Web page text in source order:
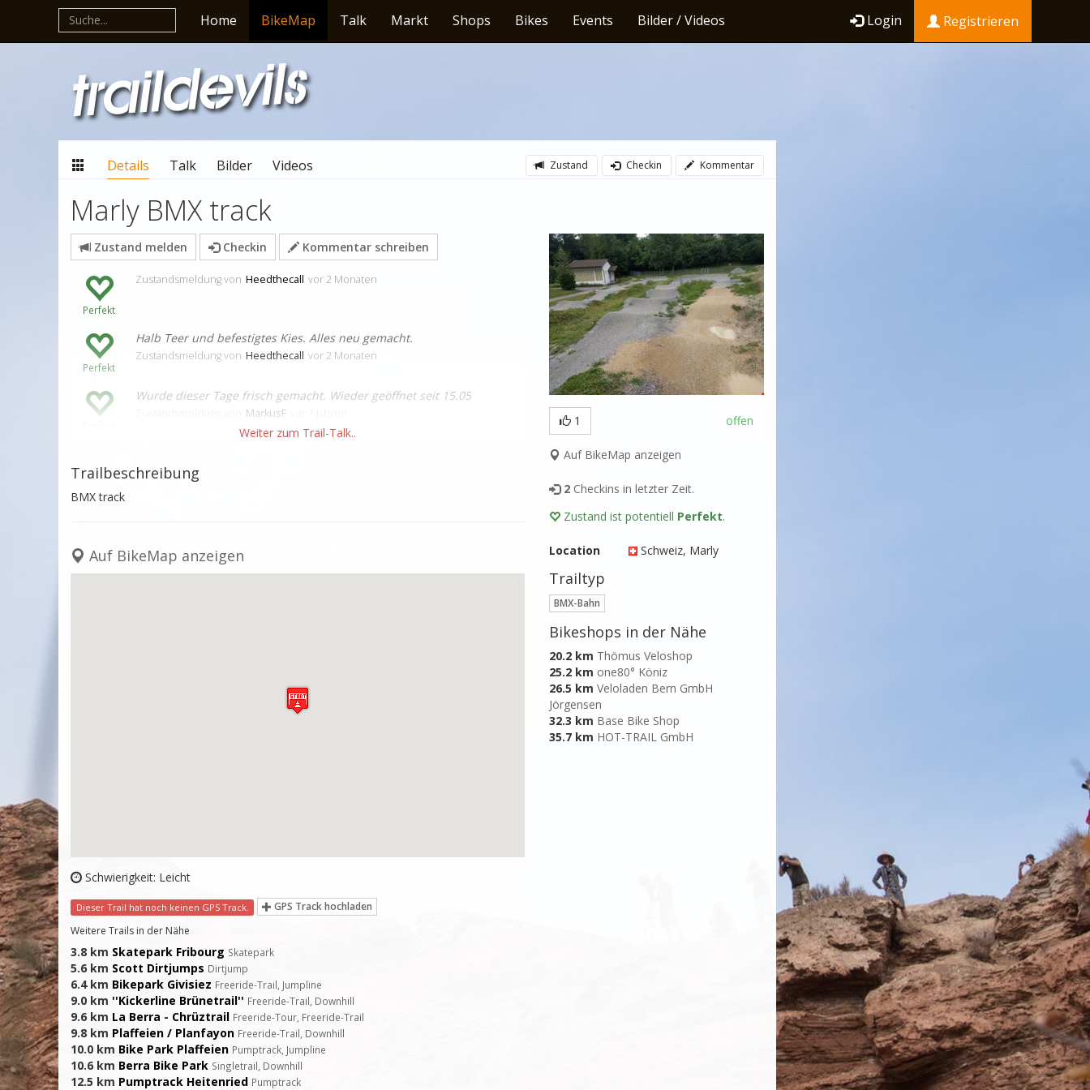
Home BikeMap Talk Markt Shops Bikes Events Bilder / Videos Login Registrieren
Details Talk Bilder Videos Zustand Checkin Kommentar
Marly BMX track
1 offen
Auf BikeMap anzeigen
2Checkins in letzter Zeit.
Zustand ist potentiell Perfekt.
Location Schweiz, Marly
Trailtyp
BMX-Bahn
Bikeshops in der Nähe
20.2 km Thömus Veloshop
25.2 km one80° Köniz
26.5 km Veloladen Bern GmbH
Jörgensen
32.3 km Base Bike Shop
35.7 km HOT-TRAIL GmbH
Zustand melden Checkin Kommentar schreiben
Perfekt
Zustandsmeldungvon Heedthecall vor 2 Monaten
Perfekt
Halb Teer und befestigtes Kies. Alles neu gemacht.
Zustandsmeldungvon Heedthecall vor 2 Monaten
Wurde dieser Tage frisch gemacht. Wieder geöffnet seit 15.05
MarkusF
Trailbeschreibung
BMX track
Auf BikeMap anzeigen
Schwierigkeit: Leicht
Dieser Trail hat noch keinen GPS Track.
GPS Track hochladen
Weitere Trails in der Nähe
3.8 km Skatepark Fribourg Skatepark
5.6 km Scott Dirtjumps Dirtjump
6.4 km Bikepark Givisiez Freeride-Trail, Jumpline
9.0 km ''Kickerline Brünetrail'' Freeride-Trail, Downhill
9.6 km La Berra - Chrüztrail Freeride-Tour, Freeride-Trail
9.8 km Plaffeien / Planfayon Freeride-Trail, Downhill
10.0 km Bike Park Plaffeien Pumptrack, Jumpline
10.6 km Berra Bike Park Singletrail, Downhill
12.5 km Pumptrack Heitenried Pumptrack